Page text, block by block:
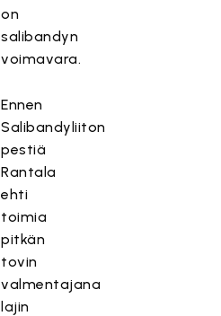
on
salibandyn
voimavara.
Ennen
Salibandyliiton
pestiä
Rantala
ehti
toimia
pitkän
tovin
valmentajana
lajin